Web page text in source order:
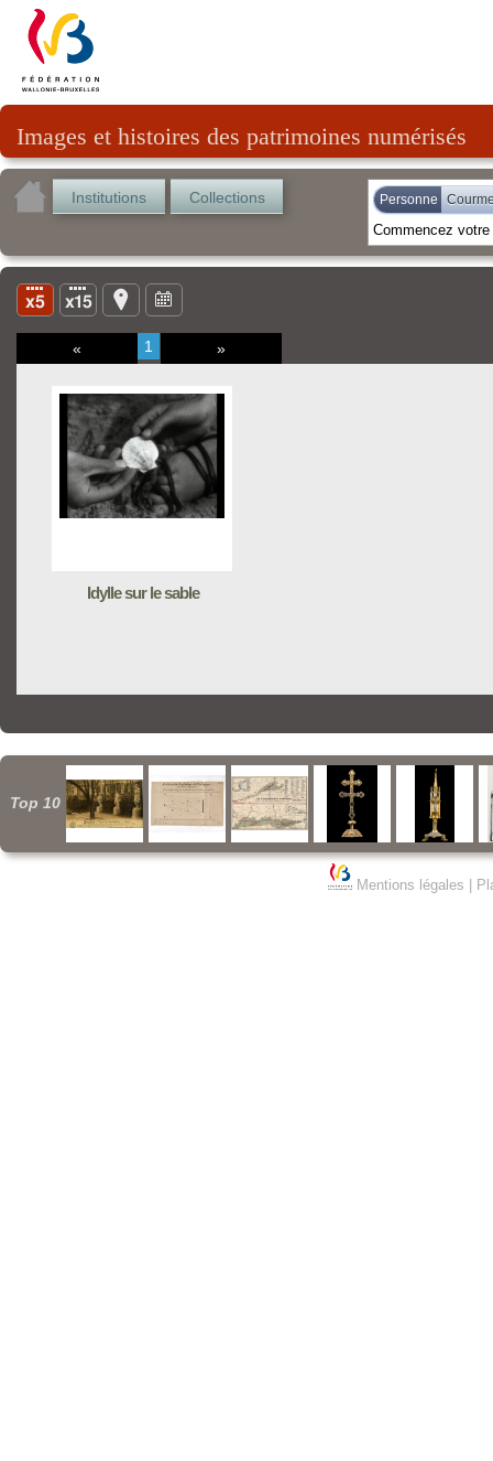
Images et histoires des patrimoines numérisés
Institutions Collections Personne
« 1 »
Idylle sur le sable
Top 10
Mentions légales